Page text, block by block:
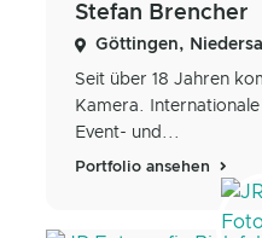
Stefan Brencher
Göttingen,
Seit über 18 Jahren
Kamera.
Event- und...
Portfolio ansehen